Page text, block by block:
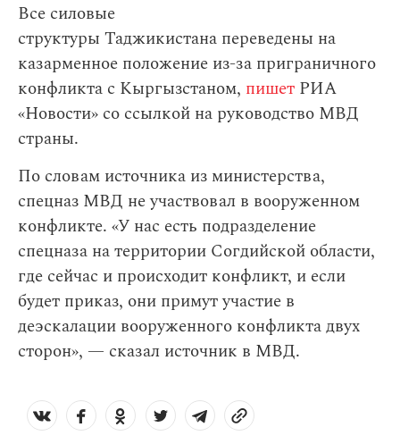
Все силовые
структуры Таджикистана переведены на
казарменное положение из-за приграничного
конфликта с Кыргызстаном, пишет РИА
«Новости» со ссылкой на руководство МВД
страны.
По словам источника из министерства,
спецназ МВД не участвовал в вооруженном
конфликте. «У нас есть подразделение
спецназа на территории Согдийской области,
где сейчас и происходит конфликт, и если
будет приказ, они примут участие в
деэскалации вооруженного конфликта двух
сторон», — сказал источник в МВД.